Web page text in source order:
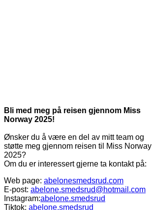
Bli med meg på reisen gjennom Miss
Norway 2025!
Ønsker du å være en del av mitt team og
støtte meg gjennom reisen til Miss Norway
2025?
Om du er interessert gjerne ta kontakt på:
Web page: abelonesmedsrud.com
E-post: abelone.smedsrud@hotmail.com
Instagram:abelone.smedsrud
Tiktok: abelone.smedsrud